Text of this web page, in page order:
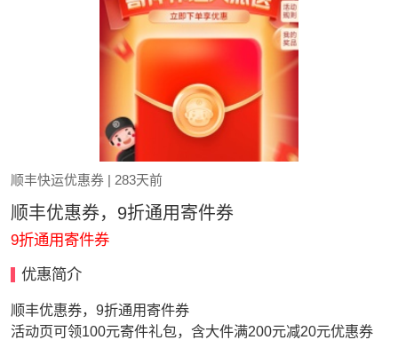
顺丰快运优惠券 | 283天前
顺丰优惠券，9折通用寄件券
9折通用寄件券
优惠简介
顺丰优惠券，9折通用寄件券
活动页可领100元寄件礼包，含大件满200元减20元优惠券